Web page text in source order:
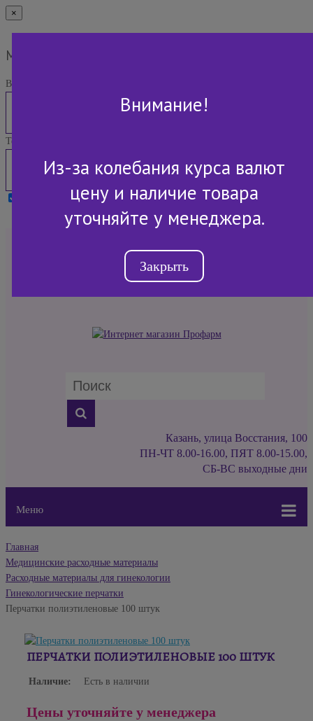
×
Мы Вам перезвоним
Ваше имя:
Телефон:
Я принимаю условия Политики конфиденциальности
+7 (843) 2-507-607
Казань, улица Восстания, 100
ПН-ЧТ 8.00-16.00, ПЯТ 8.00-15.00,
СБ-ВС выходные дни
Меню
Главная
Медицинские расходные материалы
Расходные материалы для гинекологии
Гинекологические перчатки
Перчатки полиэтиленовые 100 штук
ПЕРЧАТКИ ПОЛИЭТИЛЕНОВЫЕ 100 ШТУК
Наличие: Есть в наличии
Цены уточняйте у менеджера
Внимание!
Из-за колебания курса валют
цену и наличие товара
уточняйте у менеджера.
Закрыть